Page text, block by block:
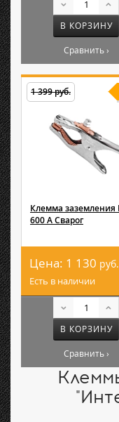
В КОРЗИНУ
Сравнить ›
Клемма заземления
600 А Сварог
1 399 руб.
Цена: 1 130 руб.
Есть в наличии
В КОРЗИНУ
Сравнить ›